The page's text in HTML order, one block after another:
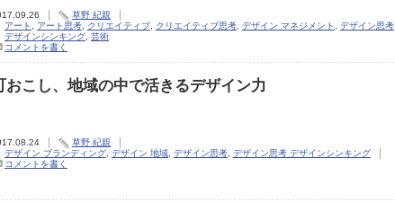
草野 紀親
アート
アート思考 クリエイティブ クリエイティブ思考 デザイン マネジメント
デザイン思考
デザインシンキング 芸術
コメントを書く
おこし、地域の中で活きるデザイン力
草野 紀親
デザイン ブランディング デザイン 地域 デザイン思考 デザイン思考 デザインシンキング
コメントを書く